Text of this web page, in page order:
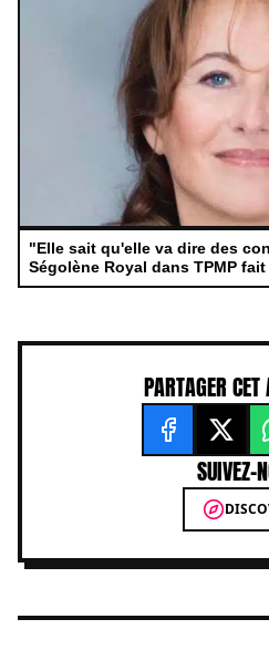
"Elle sait qu'elle va dire des
Ségolène Royal dans TPMP
PARTAGER
SUIVEZ-